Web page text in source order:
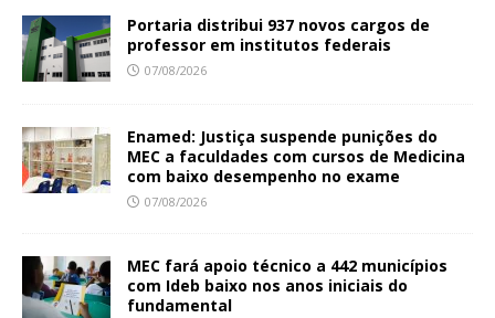
Portaria distribui 937 novos cargos de
professor em institutos federais
07/08/2026
Enamed: Justiça suspende punições do
MEC a faculdades com cursos de Medicina
com baixo desempenho no exame
07/08/2026
MEC fará apoio técnico a 442 municípios
com Ideb baixo nos anos iniciais do
fundamental